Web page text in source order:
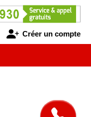
Créer un compte